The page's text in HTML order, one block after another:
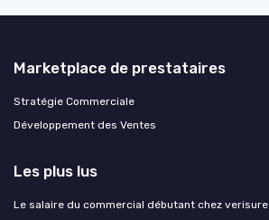
Marketplace de prestataires
Stratégie Commerciale
Développement des Ventes
Les plus lus
Le salaire du commercial débutant chez verisure